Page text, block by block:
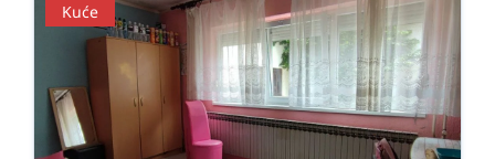
Kuće